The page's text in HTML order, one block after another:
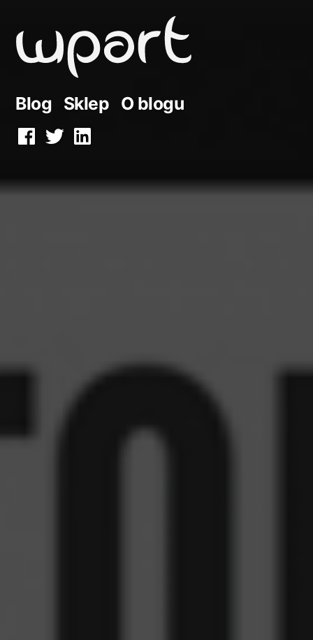
do
treści
Blog Sklep O blogu
Facebook
TwitterLinkedIn